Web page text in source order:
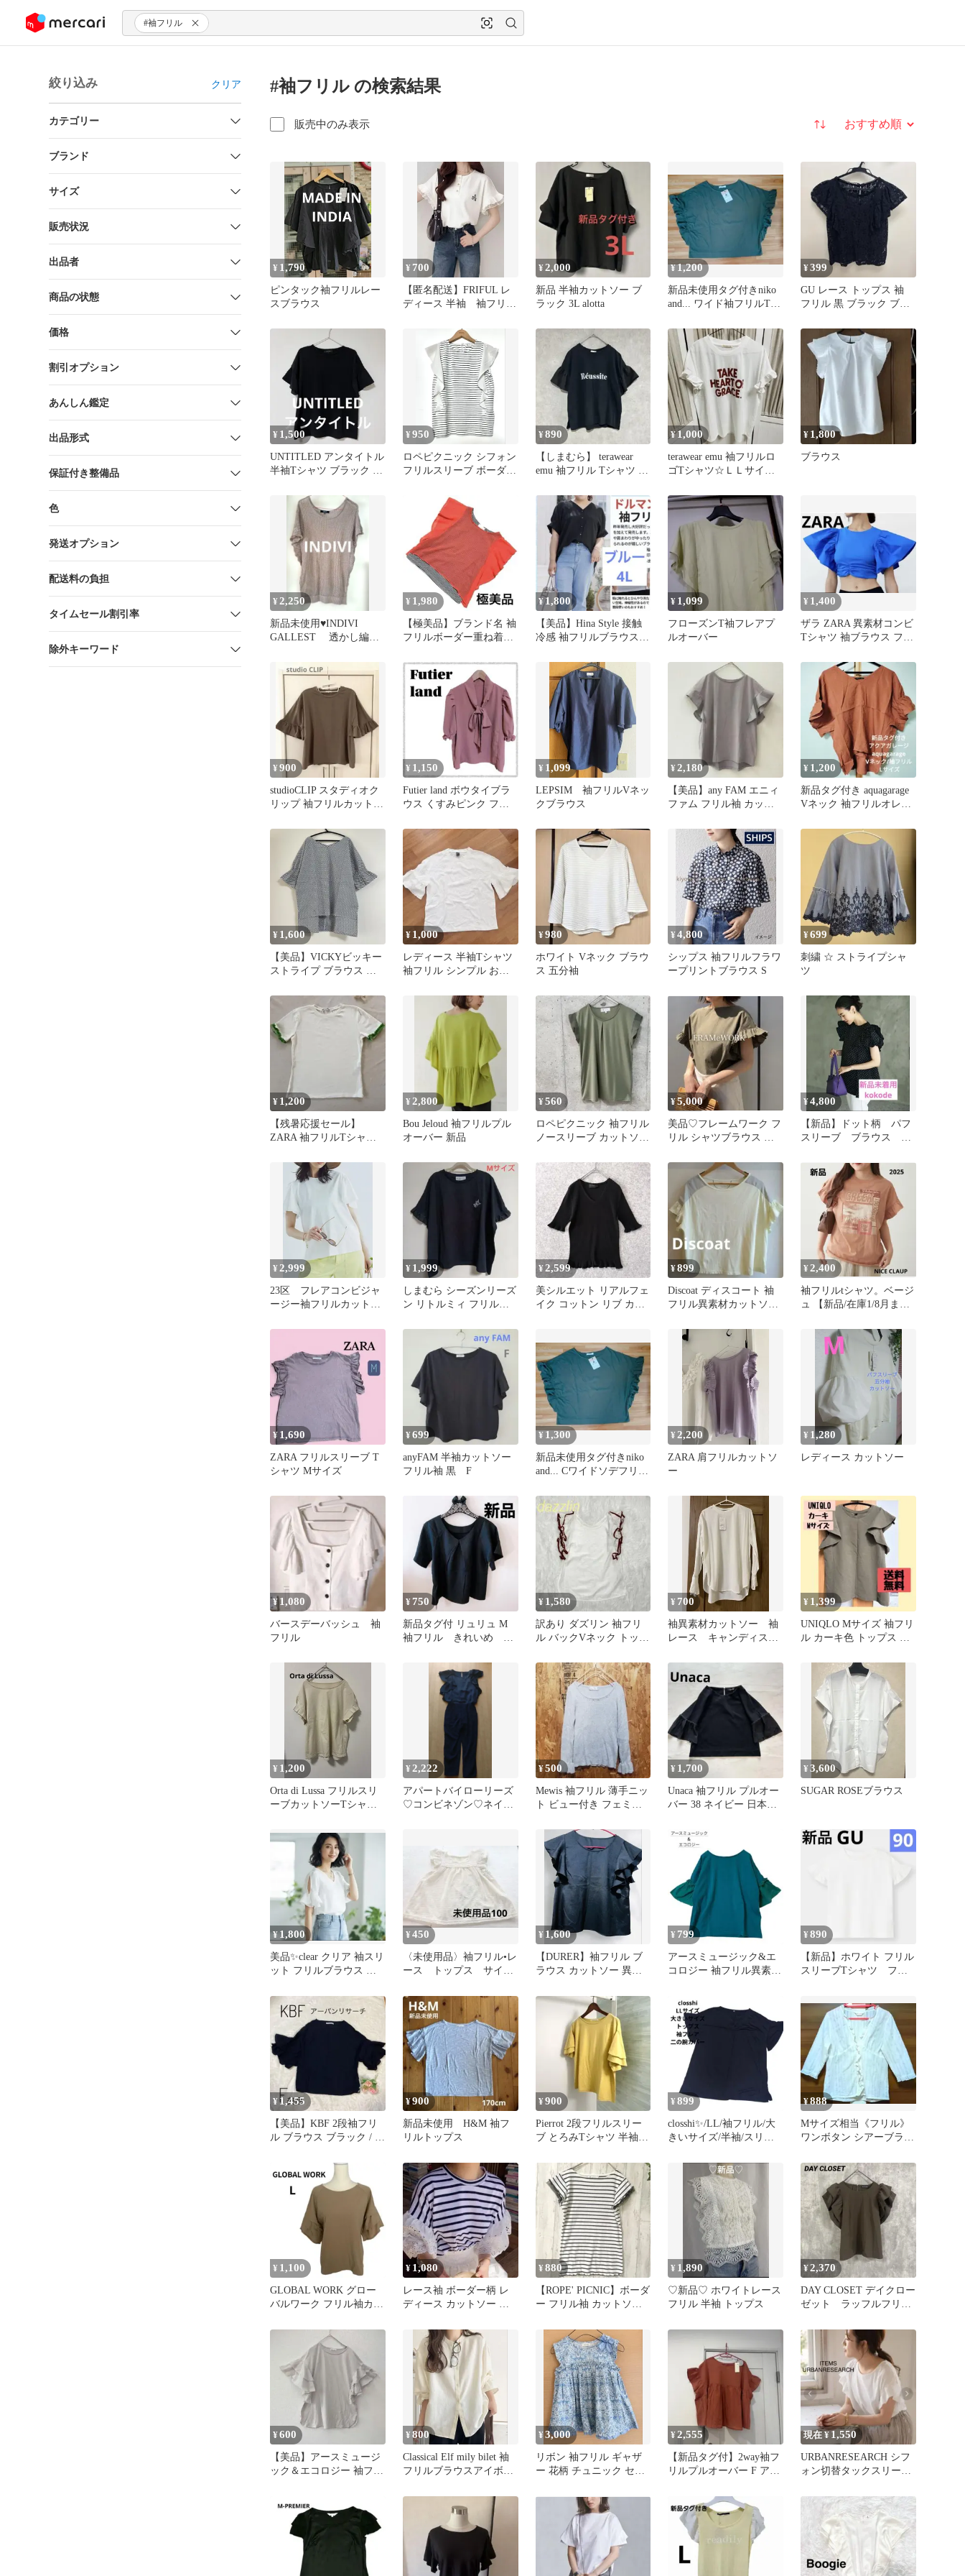
ツにスキップ #袖フリル
絞り込み クリア
カテゴリー
ブランド
サイズ
販売状況
出品者
商品の状態
価格
割引オプション
あんしん鑑定
出品形式
保証付き整備品
色
発送オプション
配送料の負担
タイムセール割引率
除外キーワード
#袖フリル の検索結果
販売中のみ表示 並び替え
¥ 1,790
ピンタック袖フリルレー
スブラウス
¥ 700
【匿名配送】FRIFUL レ
ディース 半袖 袖フリル
¥2,000
新品 半袖カットソー ブ
ラック 3L alotta
¥1,200
新品未使用タグ付きniko
and... ワイド袖フリルT
¥399
GU レース トップス 袖
フリル 黒 ブラック ブラ
¥ 1,500
UNTITLED アンタイトル
半袖Tシャツ ブラック サ
¥950
ロペピクニック シフォン
フリルスリーブ ボーダー
¥890
【しまむら】 terawear
emu 袖フリル Tシャツ ブ
¥1,000
terawear emu 袖フリルロ
ゴTシャツ☆ＬＬサイズ
¥ 1,800
ブラウス
¥ 2,250
新品未使用♥️INDIVI
GALLEST 透かし編み
¥ 1,980
【極美品】ブランド名 袖
フリルボーダー重ね着風
ーサイズ
¥1,800
【美品】Hina Style 接触
冷感 袖フリルブラウス
¥ 1,099
フローズンT袖フレアプ
ルオーバー
¥ 1,400
ザラ ZARA 異素材コンビ
Tシャツ 袖ブラウス フリ
¥900
studioCLIP スタディオク
リップ 袖フリルカットソ
¥ 1,150
Futier land ボウタイブラ
ウス くすみピンク フリ
¥ 1,099
LEPSIM 袖フリルVネッ
クブラウス
¥2,180
【美品】any FAM エニィ
ファム フリル袖 カット
¥ 1,200
新品タグ付き aquagarage
Vネック 袖フリルオレン
¥ 1,600
【美品】VICKYビッキー
ストライプ ブラウス 袖
¥ 1,000
レディース 半袖Tシャツ
袖フリル シンプル お洒
¥980
ホワイト Vネック ブラウ
ス 五分袖
¥4,800
シップス 袖フリルフラワ
ープリントブラウス S
¥699
刺繍 ☆ ストライプシャ
ツ
¥ 1,200
【残暑応援セール】
ZARA 袖フリルTシャツ
¥ 2,800
Bou Jeloud 袖フリルプル
オーバー 新品
¥560
ロペピクニック 袖フリル
ノースリーブ カットソー
¥5,000
美品♡フレームワーク フ
リル シャツブラウス 日
¥4,800
【新品】ドット柄 パフ
スリーブ ブラウス
¥ 2,999
23区 フレアコンビジャ
ージー袖フリルカットソ
¥ 1,999
しまむら シーズンリーズ
ン リトルミィ フリル袖T
¥2,599
美シルエット リアルフェ
イク コットン リブ カッ
¥899
​Discoat ディスコート 袖
フリル異素材カットソー
¥2,400
袖フリルtシャツ。ベージ
ュ 【新品/在庫1/8月ま
¥ 1,690
ZARA フリルスリーブ T
シャツ Mサイズ
¥699
anyFAM 半袖カットソー
フリル袖 黒 F
¥1,300
新品未使用タグ付きniko
and... Cワイドソデフリル
¥ 2,200
ZARA 肩フリルカットソ
ー
¥ 1,280
レディース カットソー
¥1,080
バースデーバッシュ 袖
フリル
¥ 750
新品タグ付 リュリュ M
袖フリル きれいめ オ
¥ 1,580
訳あり ダズリン 袖フリ
ル バックVネック トップ
¥ 700
袖異素材カットソー 袖
レース キャンディスリ
¥ 1,399
UNIQLO Mサイズ 袖フリ
ル カーキ色 トップス レ
¥ 1,200
Orta di Lussa フリルスリ
ーブカットソーTシャツ
¥ 2,222
アパートバイローリーズ
♡コンビネゾン♡ネイビ
¥500
Mewis 袖フリル 薄手ニッ
ト ビュー付き フェミニ
¥ 1,700
Unaca 袖フリル プルオー
バー 38 ネイビー 日本
¥3,600
SUGAR ROSEブラウス
¥ 1,800
美品✨￼clear クリア 袖スリ
ット フリルブラウス ホ
¥450
〈未使用品〉袖フリル•レ
ース トップス サイズ
¥ 1,600
【DURER】袖フリル ブ
ラウス カットソー 異素
¥ 799
アースミュージック&エ
コロジー 袖フリル異素材
ン F
¥890
【新品】ホワイト フリル
スリーブTシャツ フリ
¥1,455
【美品】KBF 2段袖フリ
ル ブラウス ブラック / 綺
¥900
新品未使用 H&M 袖フ
リルトップス
¥900
Pierrot 2段フリルスリー
ブ とろみTシャツ 半袖
¥ 899
closshi✨️/LL/袖フリル/大
きいサイズ/半袖/スリッ
¥888
Mサイズ相当《フリル》
ワンボタン シアーブラウ
ス羽織り
¥ 1,100
GLOBAL WORK グロー
バルワーク フリル袖カッ
¥ 1,080
レース袖 ボーダー柄 レ
ディース カットソー 半
¥880
【ROPE' PICNIC】ボーダ
ー フリル袖 カットソー
¥ 1,890
♡新品♡ ホワイトレース
フリル 半袖 トップス
¥2,370
DAY CLOSET デイクロー
ゼット ラッフルフリル
ン F
¥600
【美品】アースミュージ
ック＆エコロジー 袖フリ
¥800
Classical Elf mily bilet 袖
フリルブラウスアイボリ
¥3,000
リボン 袖フリル ギャザ
ー 花柄 チュニック セン
¥2,555
【新品タグ付】2way袖フ
リルプルオーバー F アー
現在 ¥ 1,550
URBANRESEARCH シフ
ォン切替タックスリーブ